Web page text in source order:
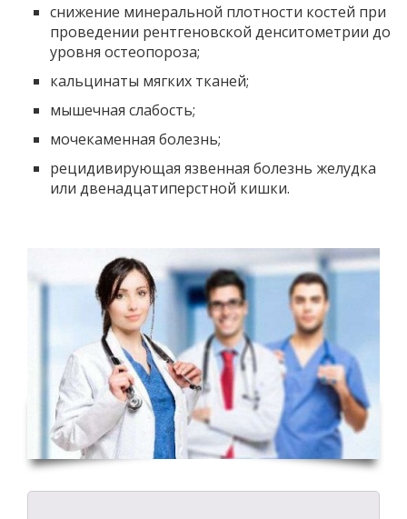
снижение минеральной плотности костей при
проведении рентгеновской денситометрии до
уровня остеопороза;
кальцинаты мягких тканей;
мышечная слабость;
мочекаменная болезнь;
рецидивирующая язвенная болезнь желудка
или двенадцатиперстной кишки.